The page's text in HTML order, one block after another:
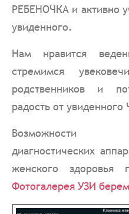
РЕБЕНОЧКА и активно
увиденного.
Нам нравится
стремимся
родственников и
радость от
Возможности
диагностических
женского здоровья
Фотогалерея УЗИ